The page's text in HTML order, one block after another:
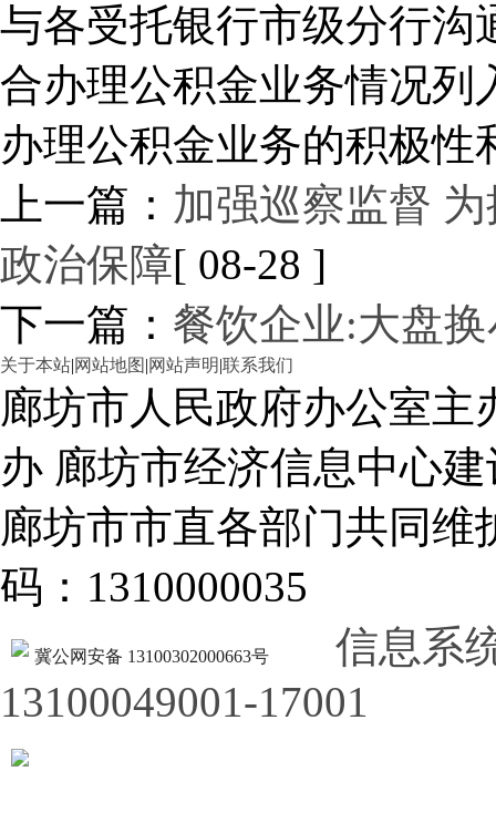
与各受托银行市级分行沟
合办理公积金业务情况列
办理公积金业务的积极性
上一篇： 加强巡察监督
政治保障[ 08-28 ]
下一篇： 餐饮企业:大盘
关于本站|网站地图 |网站声明|联系我们
廊坊市人民政府办公室
办 廊坊市经济信息中心建
廊坊市市直各部门共同
码：1310000035
冀公网安备 13100302000663号
信息系
13100049001-17001